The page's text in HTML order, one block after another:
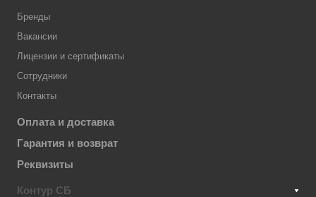
Бренды
Вакансии
Лицензии и сертификаты
Сотрудники
Контакты
Оплата и доставка
Гарантия и возврат
Реквизиты
Контур СБ